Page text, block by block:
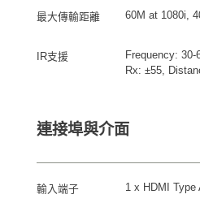
最大傳輸距離 60M at 1080i,
IR支援
Frequency:
Rx: ±55,
連接埠與介面
輸入端子 1 x HDMI Type